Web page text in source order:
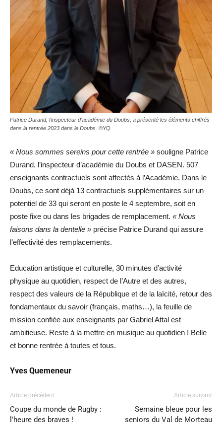
Patrice Durand, l’inspecteur d’académie du Doubs, a présenté les éléments chiffrés
dans la rentrée 2023 dans le Doubs. ©YQ
« Nous sommes sereins pour cette rentrée » souligne Patrice
Durand, l’inspecteur d’académie du Doubs et DASEN. 507
enseignants contractuels sont affectés à l’Académie. Dans le
Doubs, ce sont déjà 13 contractuels supplémentaires sur un
potentiel de 33 qui seront en poste le 4 septembre, soit en
poste fixe ou dans les brigades de remplacement. « Nous
faisons dans la dentelle » précise Patrice Durand qui assure
l’effectivité des remplacements.
Education artistique et culturelle, 30 minutes d’activité
physique au quotidien, respect de l’Autre et des autres,
respect des valeurs de la République et de la laïcité, retour des
fondamentaux du savoir (français, maths…), la feuille de
mission confiée aux enseignants par Gabriel Attal est
ambitieuse. Reste à la mettre en musique au quotidien ! Belle
et bonne rentrée à toutes et tous.
Yves Quemeneur
Article précédent
Coupe du monde de Rugby :
l’heure des braves !
Article suivant
Semaine bleue pour les
seniors du Val de Morteau